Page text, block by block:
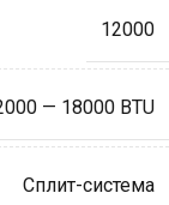
12000
— 18000 BTU
Сплит-система